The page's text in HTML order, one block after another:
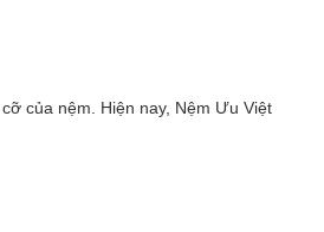
của nệm. Hiện nay, Nệm Ưu Việt